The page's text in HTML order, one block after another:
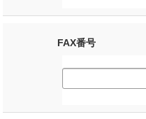
FAX番号